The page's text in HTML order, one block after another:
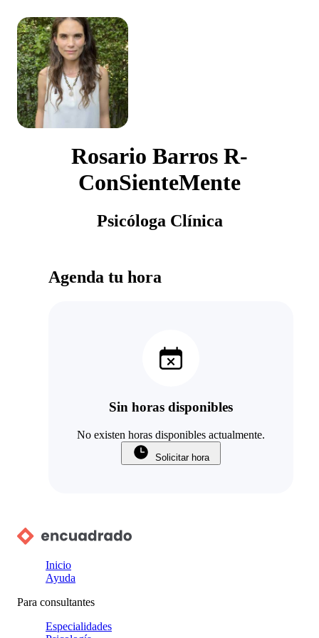
Rosario Barros R-
ConSienteMente
Psicóloga Clínica
Agenda tu hora
Sin horas disponibles
No existen horas disponibles actualmente.
Solicitar hora
Inicio
Ayuda
Para consultantes
Especialidades